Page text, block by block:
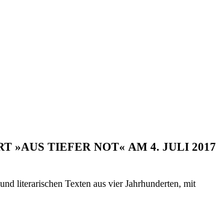
»AUS TIEFER NOT« AM 4. JULI 2017
literarischen Texten aus vier Jahrhunderten, mit